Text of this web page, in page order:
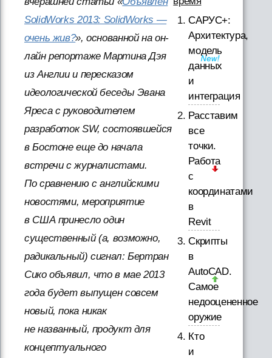
SolidWorks 2013: SolidWorks —
очень жив?», основанной на он-
лайн репортаже Мартина Дэя
из Англии и пересказом
идеологической беседы Эвана
Яреса с руководителем
разработок SW, состоявшейся
в Бостоне еще до начала
встречи с журналистами.
По сравнению с английскими
новостями, мероприятие
в США принесло один
существенный (а, возможно,
радикальный) сигнал: Бертран
Сико объявил, что в мае 2013
года будет выпущен совсем
новый, пока никак
не названный, продукт для
концептуального
САРУС+:
Архитектура,
модель
данных
и
интеграция
Расставим
все
точки.
Работа
с
координатами
в
Revit
Скрипты
в
AutoCAD.
Самое
недооцененное
оружие
Кто
и